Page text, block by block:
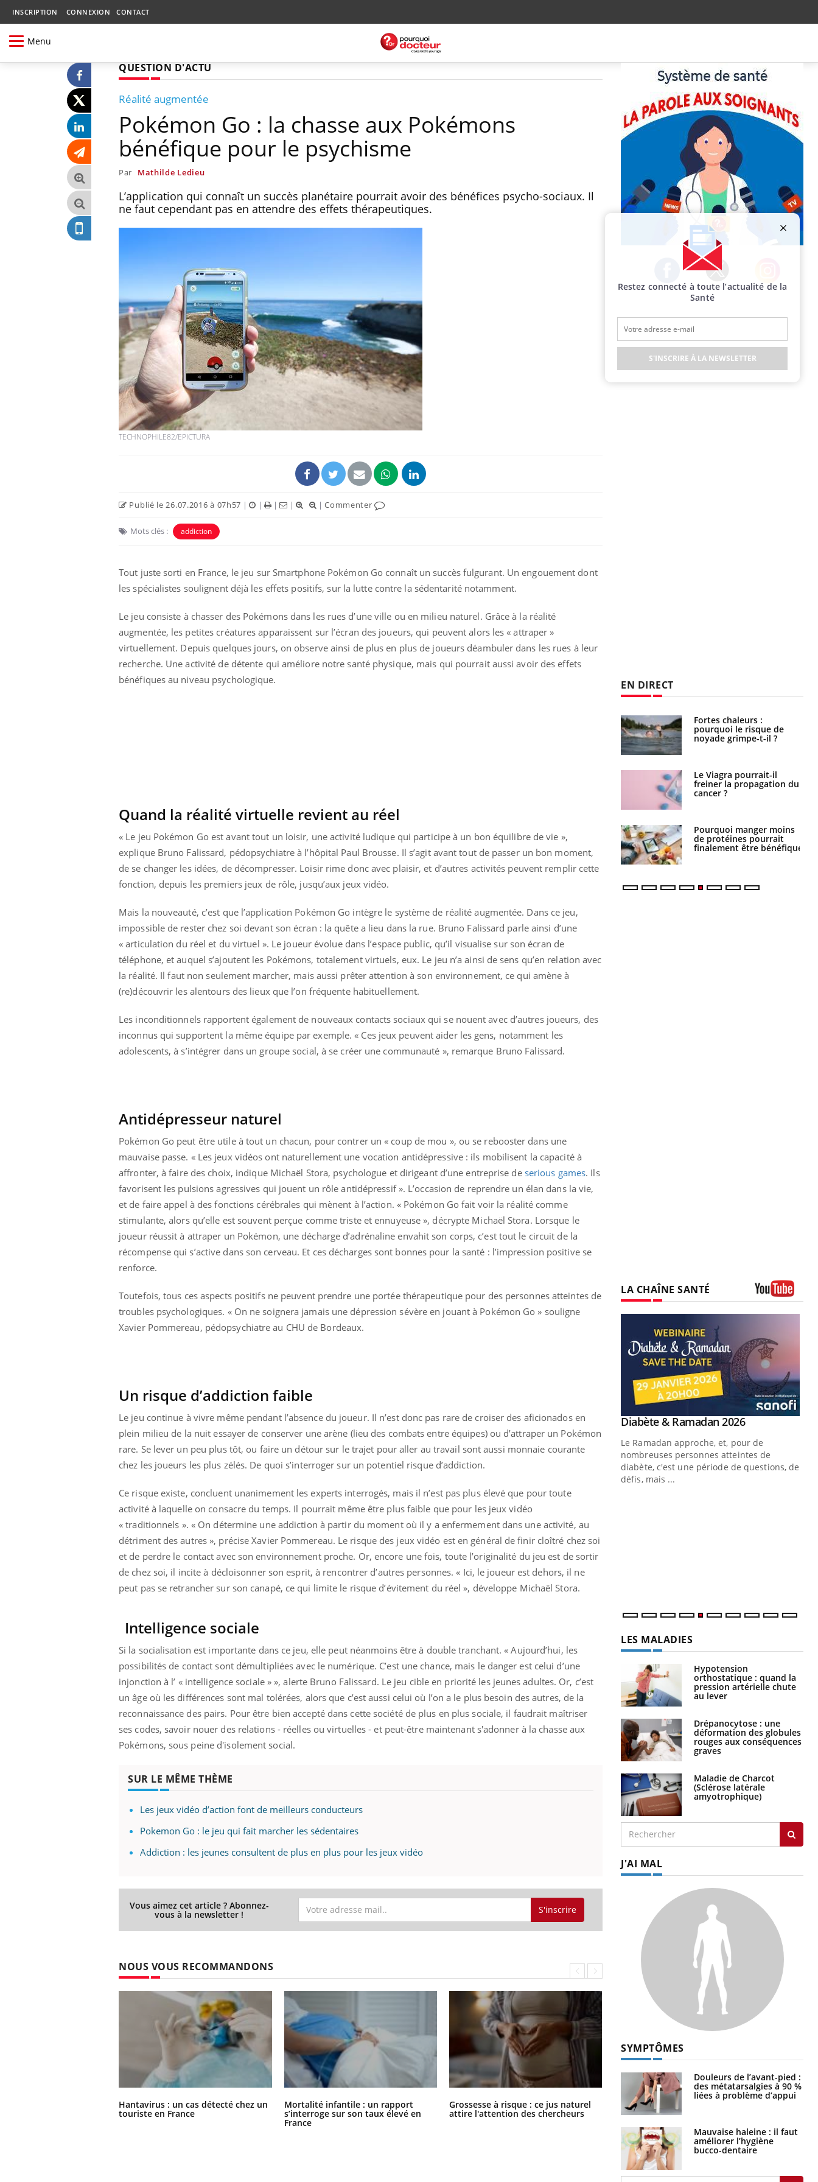
INSCRIPTION CONNEXION CONTACT
Menu
QUESTION D'ACTU
Réalité augmentée
Pokémon Go : la chasse aux Pokémons
bénéfique pour le psychisme
Par Mathilde Ledieu
L’application qui connaît un succès planétaire pourrait avoir des bénéfices psycho-sociaux. Il
ne faut cependant pas en attendre des effets thérapeutiques.
TECHNOPHILE82/EPICTURA
Publié le 26.07.2016 à 07h57 | | | | |Commenter
Mots clés : addiction
Tout juste sorti en France, le jeu sur Smartphone Pokémon Go connaît un succès fulgurant. Un engouement dont
les spécialistes soulignent déjà les effets positifs, sur la lutte contre la sédentarité notamment.
Le jeu consiste à chasser des Pokémons dans les rues d’une ville ou en milieu naturel. Grâce à la réalité
augmentée, les petites créatures apparaissent sur l’écran des joueurs, qui peuvent alors les « attraper »
virtuellement. Depuis quelques jours, on observe ainsi de plus en plus de joueurs déambuler dans les rues à leur
recherche. Une activité de détente qui améliore notre santé physique, mais qui pourrait aussi avoir des effets
bénéfiques au niveau psychologique.
Quand la réalité virtuelle revient au réel
« Le jeu Pokémon Go est avant tout un loisir, une activité ludique qui participe à un bon équilibre de vie »,
explique Bruno Falissard, pédopsychiatre à l’hôpital Paul Brousse. Il s’agit avant tout de passer un bon moment,
de se changer les idées, de décompresser. Loisir rime donc avec plaisir, et d’autres activités peuvent remplir cette
fonction, depuis les premiers jeux de rôle, jusqu’aux jeux vidéo.
Mais la nouveauté, c’est que l’application Pokémon Go intègre le système de réalité augmentée. Dans ce jeu,
impossible de rester chez soi devant son écran : la quête a lieu dans la rue. Bruno Falissard parle ainsi d’une
« articulation du réel et du virtuel ». Le joueur évolue dans l’espace public, qu’il visualise sur son écran de
téléphone, et auquel s’ajoutent les Pokémons, totalement virtuels, eux. Le jeu n’a ainsi de sens qu’en relation avec
la réalité. Il faut non seulement marcher, mais aussi prêter attention à son environnement, ce qui amène à
(re)découvrir les alentours des lieux que l’on fréquente habituellement.
Les inconditionnels rapportent également de nouveaux contacts sociaux qui se nouent avec d’autres joueurs, des
inconnus qui supportent la même équipe par exemple. « Ces jeux peuvent aider les gens, notamment les
adolescents, à s’intégrer dans un groupe social, à se créer une communauté », remarque Bruno Falissard.
Antidépresseur naturel
Pokémon Go peut être utile à tout un chacun, pour contrer un « coup de mou », ou se rebooster dans une
mauvaise passe. « Les jeux vidéos ont naturellement une vocation antidépressive : ils mobilisent la capacité à
affronter, à faire des choix, indique Michaël Stora, psychologue et dirigeant d’une entreprise de serious games. Ils
favorisent les pulsions agressives qui jouent un rôle antidépressif ». L’occasion de reprendre un élan dans la vie,
et de faire appel à des fonctions cérébrales qui mènent à l’action. « Pokémon Go fait voir la réalité comme
stimulante, alors qu’elle est souvent perçue comme triste et ennuyeuse », décrypte Michaël Stora. Lorsque le
joueur réussit à attraper un Pokémon, une décharge d’adrénaline envahit son corps, c’est tout le circuit de la
récompense qui s’active dans son cerveau. Et ces décharges sont bonnes pour la santé : l’impression positive se
renforce.
Toutefois, tous ces aspects positifs ne peuvent prendre une portée thérapeutique pour des personnes atteintes de
troubles psychologiques. « On ne soignera jamais une dépression sévère en jouant à Pokémon Go » souligne
Xavier Pommereau, pédopsychiatre au CHU de Bordeaux.
Un risque d’addiction faible
Le jeu continue à vivre même pendant l’absence du joueur. Il n’est donc pas rare de croiser des aficionados en
plein milieu de la nuit essayer de conserver une arène (lieu des combats entre équipes) ou d’attraper un Pokémon
rare. Se lever un peu plus tôt, ou faire un détour sur le trajet pour aller au travail sont aussi monnaie courante
chez les joueurs les plus zélés. De quoi s’interroger sur un potentiel risque d’addiction.
Ce risque existe, concluent unanimement les experts interrogés, mais il n’est pas plus élevé que pour toute
activité à laquelle on consacre du temps. Il pourrait même être plus faible que pour les jeux vidéo
« traditionnels ». « On détermine une addiction à partir du moment où il y a enfermement dans une activité, au
détriment des autres », précise Xavier Pommereau. Le risque des jeux vidéo est en général de finir cloîtré chez soi
et de perdre le contact avec son environnement proche. Or, encore une fois, toute l’originalité du jeu est de sortir
de chez soi, il incite à décloisonner son esprit, à rencontrer d’autres personnes. « Ici, le joueur est dehors, il ne
peut pas se retrancher sur son canapé, ce qui limite le risque d’évitement du réel », développe Michaël Stora.
Intelligence sociale
Si la socialisation est importante dans ce jeu, elle peut néanmoins être à double tranchant. « Aujourd’hui, les
possibilités de contact sont démultipliées avec le numérique. C’est une chance, mais le danger est celui d’une
injonction à l’ « intelligence sociale » », alerte Bruno Falissard. Le jeu cible en priorité les jeunes adultes. Or, c’est
un âge où les différences sont mal tolérées, alors que c’est aussi celui où l’on a le plus besoin des autres, de la
reconnaissance des pairs. Pour être bien accepté dans cette société de plus en plus sociale, il faudrait maîtriser
ses codes, savoir nouer des relations - réelles ou virtuelles - et peut-être maintenant s'adonner à la chasse aux
Pokémons, sous peine d'isolement social.
SUR LE MÊME THÈME
Les jeux vidéo d’action font de meilleurs conducteurs
Pokemon Go : le jeu qui fait marcher les sédentaires
Addiction : les jeunes consultent de plus en plus pour les jeux vidéo
Vous aimez cet article ? Abonnez-
vous à la newsletter ! S'inscrire
NOUS VOUS RECOMMANDONS
Hantavirus : un cas détecté chez un
touriste en France
Mortalité infantile : un rapport
s’interroge sur son taux élevé en
France
Grossesse à risque : ce jus naturel
attire l'attention des chercheurs
Comment oublier les écrans en
vacances ?
Facebook Twitter Instagram
EN DIRECT
change dans la prise en
charge des femmes
enceintes
gâche-t-il les premiers
jours de vos vacances ?
de protéines pourrait
finalement être bénéfique
Grossesse et chaleur : ce
que dit la science
Le smartphone nuit-il à
l'apprentissage de la
lecture ?
Mordue par une tique en
vacances, elle reste dans
le coma pendant 42 jours
LA CHAÎNE SANTÉ
Insuline & Charge mentale : et si on
osait en parler??Youtube
En 2026, l'insuline dans le diabète de type 2
reste entourée d'idées reçues chez les
Youtube
Eczéma Chronique des Mains : se
préparer pour l’été !Youtube
L'été arrive… et avec lui, un tout nouveau
rythme de vie ! Vacances, plage, piscine,
sont ...
Youtube
Diabète & Ramadan 2026Youtube
Le Ramadan approche, et, pour de
nombreuses personnes atteintes de
diabète, c'est une période de questions, de
défis, mais ...
LES MALADIES
Hypotension
orthostatique : quand la
pression artérielle chute
au lever
Drépanocytose : une
déformation des globules
rouges aux conséquences
graves
Maladie de Charcot
(Sclérose latérale
amyotrophique)
J'AI MAL
SYMPTÔMES
Douleurs de l’avant-pied :
des métatarsalgies à 90 %
liées à problème d’appui
Mauvaise haleine : il faut
améliorer l’hygiène
bucco-dentaire
Restez connecté à toute l’actualité de la
Santé
S'INSCRIRE À LA NEWSLETTER